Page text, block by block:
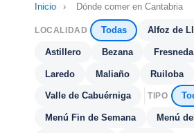
Inicio › Dónde comer en Cantabria
LOCALIDAD Todas Alfoz de
Astillero Bezana Fresneda
Laredo Maliaño Ruiloba
Valle de Cabuérniga TIPO
Menú Fin de Semana Menú